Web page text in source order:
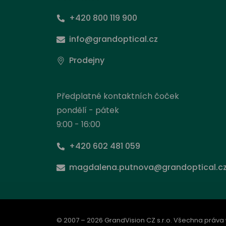
+420 800 119 900
info@grandoptical.cz
Prodejny
Předplatné kontaktních čoček
pondělí - pátek
9:00 - 16:00
+420 602 481 059
magdalena.putnova@grandoptical.cz
© 2007 – 2026 GrandVision CZ s.r.o. Všechna
od